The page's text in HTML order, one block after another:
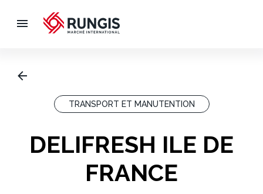
TRANSPORT ET MANUTENTION
DELIFRESH ILE DE
FRANCE